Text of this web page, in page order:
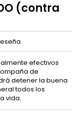
(contra
efectivos
de
detener la buena
todos los
vida.